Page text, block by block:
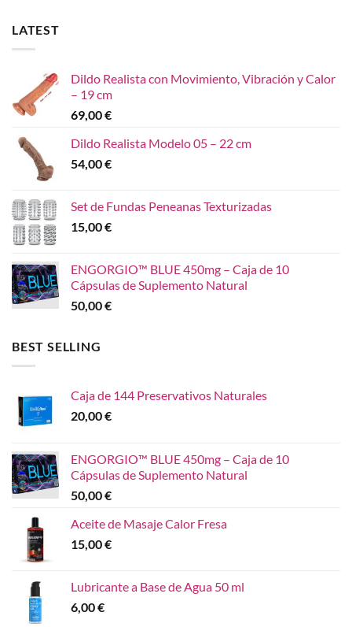
LATEST
Dildo Realista con Movimiento, Vibración y Calor
– 19 cm
69,00€
Dildo Realista Modelo 05 – 22 cm
54,00€
Set de Fundas Peneanas Texturizadas
15,00€
ENGORGIO™ BLUE 450mg – Caja de 10
Cápsulas de Suplemento Natural
50,00€
BEST SELLING
Caja de 144 Preservativos Naturales
20,00€
ENGORGIO™ BLUE 450mg – Caja de 10
Cápsulas de Suplemento Natural
50,00€
Aceite de Masaje Calor Fresa
15,00€
Lubricante a Base de Agua 50 ml
6,00€